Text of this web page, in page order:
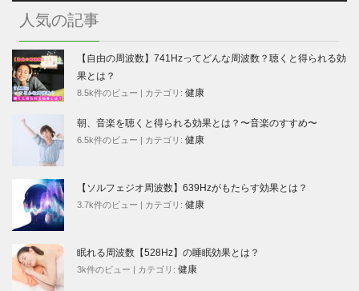
人気の記事
【自由の周波数】741Hzってどんな周波数？聴くと得られる効
果とは？
8.5k件のビュー カテゴリ: 健康
朝、音楽を聴くと得られる効果とは？〜音楽のすすめ〜
6.5k件のビュー カテゴリ: 健康
【ソルフェジオ周波数】639Hzがもたらす効果とは？
3.7k件のビュー カテゴリ: 健康
眠れる周波数【528Hz】の睡眠効果とは？
3k件のビュー カテゴリ: 健康